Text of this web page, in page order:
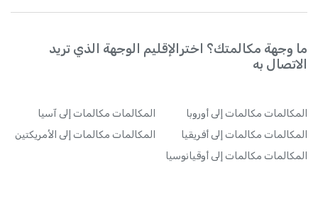
ما وجهة مكالمتك؟ اخترالإقليم الوجهة الذي تريد
الاتصال به
المكالمات مكالمات إلى أوروبا المكالمات مكالمات إلى آسيا
المكالمات مكالمات إلى أفريقيا المكالمات مكالمات إلى الأمريكتين
المكالمات مكالمات إلى أوقيانوسيا